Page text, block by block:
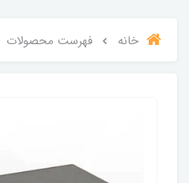
خانه فهرست محصولات